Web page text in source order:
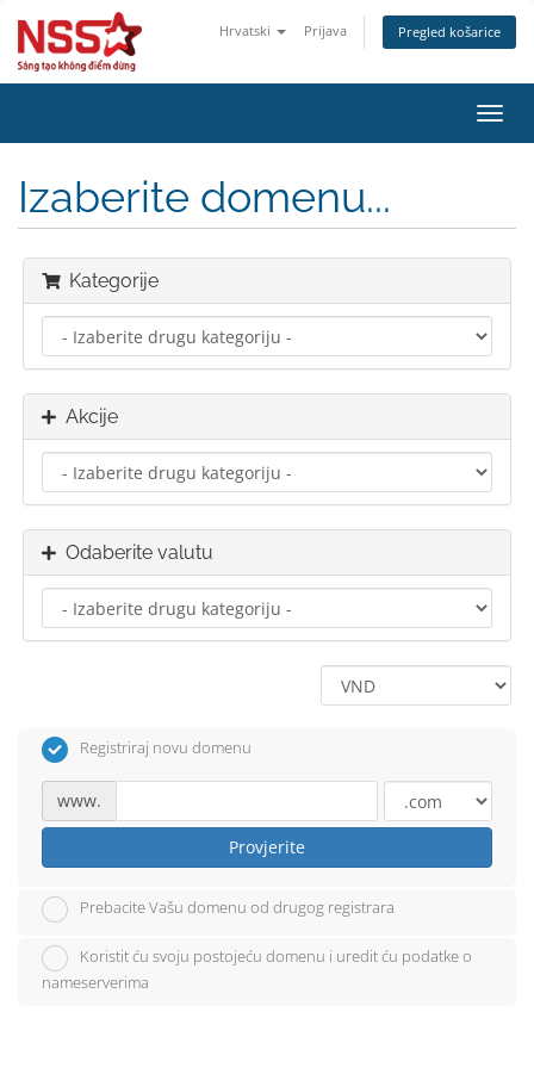
Hrvatski Prijava Pregled košarice
Izaberite domenu...
Kategorije
Akcije
Odaberite valutu
Registriraj novu domenu
www.
Provjerite
Prebacite Vašu domenu od drugog registrara
Koristit ću svoju postojeću domenu i uredit ću podatke o
nameserverima